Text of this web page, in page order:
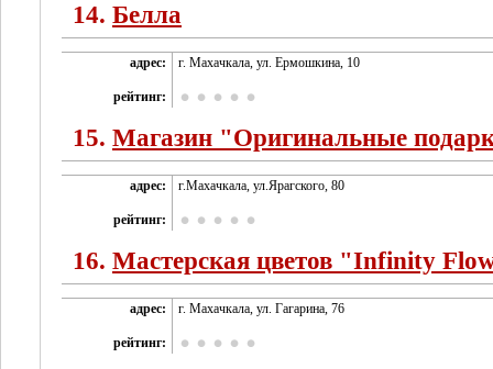
14. Белла
адрес: г. Махачкала, ул. Ермошкина, 10
рейтинг:
15. Магазин "Оригинальные
адрес: г.Махачкала, ул.Ярагского, 80
рейтинг:
16. Мастерская цветов "Infinity
адрес: г. Махачкала, ул. Гагарина, 76
рейтинг: